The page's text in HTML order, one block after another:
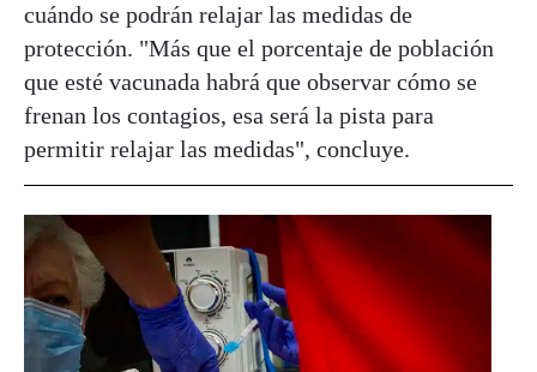
cuándo se podrán relajar las medidas de
protección. "Más que el porcentaje de población
que esté vacunada habrá que observar cómo se
frenan los contagios, esa será la pista para
permitir relajar las medidas", concluye.